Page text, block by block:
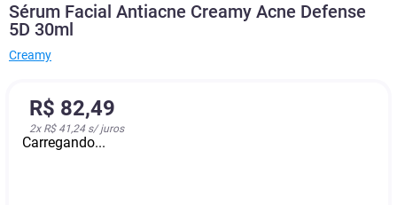
Sérum Facial Antiacne Creamy Acne Defense
5D 30ml
Creamy
R$ 82,49
2x R$ 41,24s/ juros
Carregando...